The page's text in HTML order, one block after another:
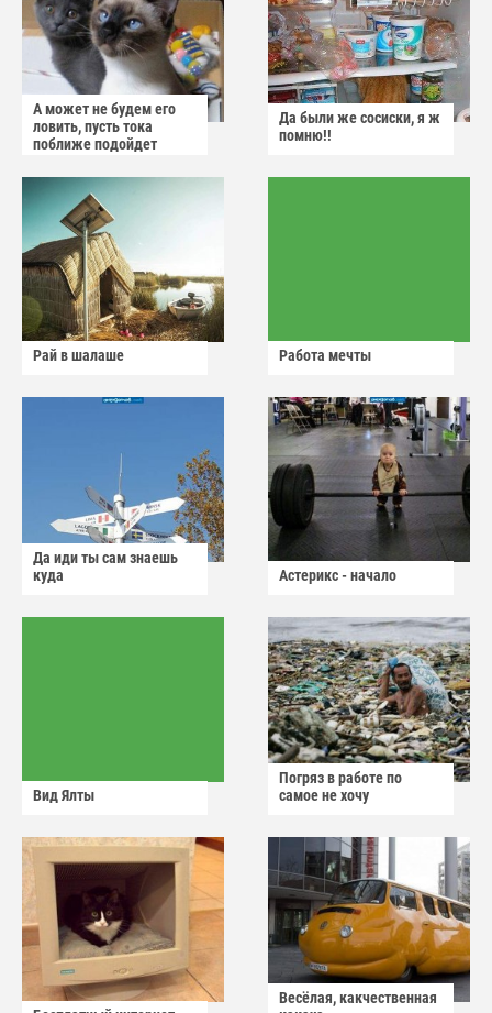
А может не будем его
ловить, пусть тока
поближе подойдет
Да были же сосиски, я ж
помню!!
Рай в шалаше Работа мечты
Да иди ты сам знаешь
куда
Астерикс - начало
Вид Ялты
Погряз в работе по
самое не хочу
Весёлая, какчественная